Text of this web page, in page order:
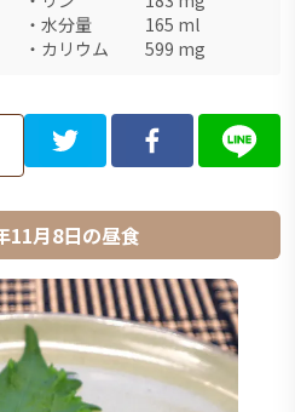
・ 水分量 165 ml
・ カリウム 599 mg
11月8日の昼食